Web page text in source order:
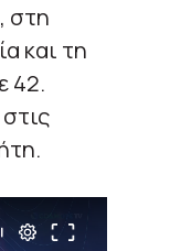
στη
και τη
42.